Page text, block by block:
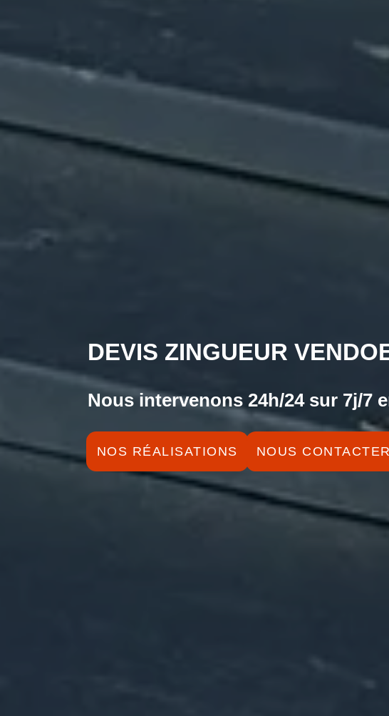
DEVIS ZINGUEUR
Nous intervenons 24h/24 sur 7j/7
NOS RÉALISATIONS NOUS CONTACTER